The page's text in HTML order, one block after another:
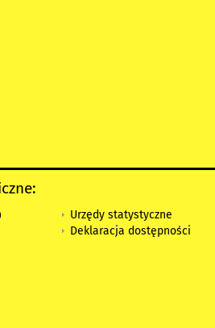
Urzędy statystyczne
Deklaracja dostępności